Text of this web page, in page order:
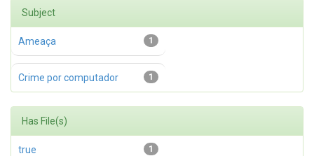
Subject
1
Ameaça
1
Crime por computador
Has File(s)
1
true